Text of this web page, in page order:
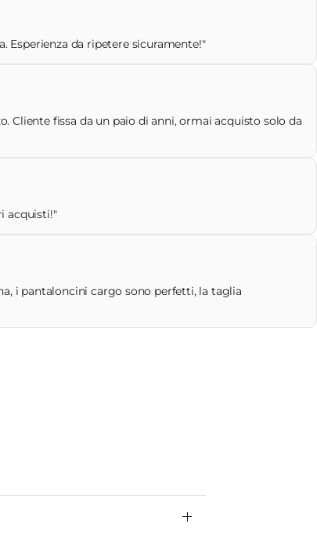
da ripetere sicuramente!"
Cliente fissa da un paio di anni, ormai acquisto solo da
acquisti!"
i pantaloncini cargo sono perfetti, la taglia